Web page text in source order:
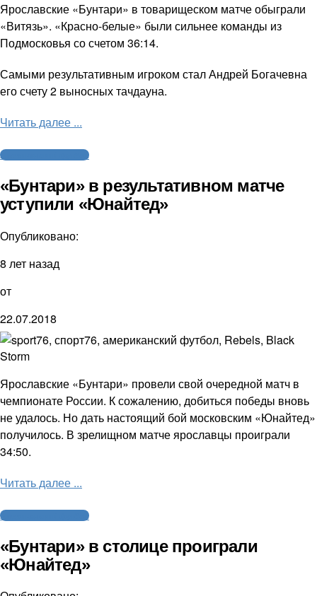
Ярославские «Бунтари» в товарищеском матче обыграли
«Витязь». «Красно-белые» были сильнее команды из
Подмосковья со счетом 36:14.
Самыми результативным игроком стал Андрей Богачевна
его счету 2 выносных тачдауна.
Читать далее ...
Американский футбол
«Бунтари» в результативном матче
уступили «Юнайтед»
Опубликовано:
8 лет назад
от
22.07.2018
Ярославские «Бунтари» провели свой очередной матч в
чемпионате России. К сожалению, добиться победы вновь
не удалось. Но дать настоящий бой московским «Юнайтед»
получилось. В зрелищном матче ярославцы проиграли
34:50.
Читать далее ...
Американский футбол
«Бунтари» в столице проиграли
«Юнайтед»